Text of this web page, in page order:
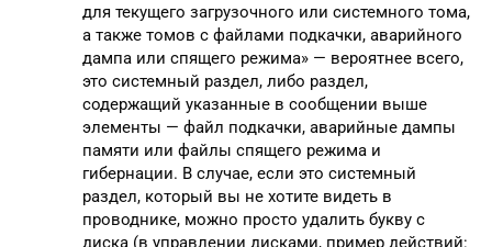
для текущего загрузочного или системного тома,
а также томов с файлами подкачки, аварийного
дампа или спящего режима» — вероятнее всего,
это системный раздел, либо раздел,
содержащий указанные в сообщении выше
элементы — файл подкачки, аварийные дампы
памяти или файлы спящего режима и
гибернации. В случае, если это системный
раздел, который вы не хотите видеть в
проводнике, можно просто удалить букву с
диска (в управлении дисками, пример действий: